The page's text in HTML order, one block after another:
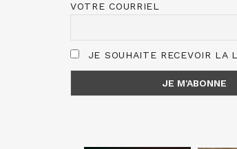
VOTRE COURRIEL
JE SOUHAITE RECEVOIR LA